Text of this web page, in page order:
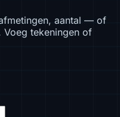
aantal — of
tekeningen of